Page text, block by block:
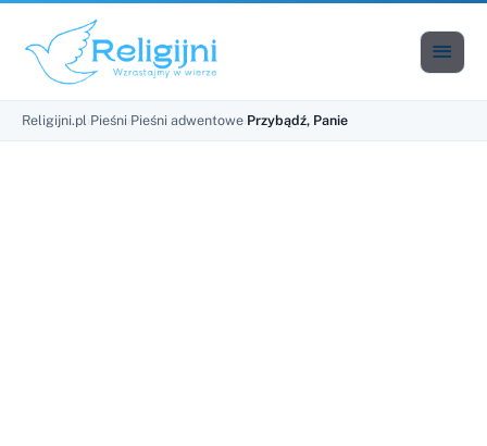

Religijni.pl›Pieśni›Pieśni adwentowe›Przybądź, Panie